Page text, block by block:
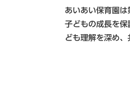
あいあい保育園は
子どもの成長を
ども理解を深め、